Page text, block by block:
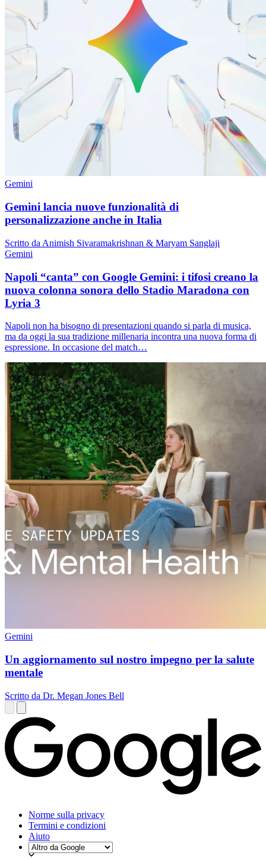
Gemini
Gemini lancia nuove funzionalità di
personalizzazione anche in Italia
Scritto da Animish Sivaramakrishnan & Maryam Sanglaji
Gemini
Napoli “canta” con Google Gemini: i tifosi creano la
nuova colonna sonora dello Stadio Maradona con
Lyria 3
Napoli non ha bisogno di presentazioni quando si parla di musica,
ma da oggi la sua tradizione millenaria incontra una nuova forma di
espressione. In occasione del match…
Gemini
Un aggiornamento sul nostro impegno per la salute
mentale
Scritto da Dr. Megan Jones Bell
Norme sulla privacy
Termini e condizioni
Aiuto